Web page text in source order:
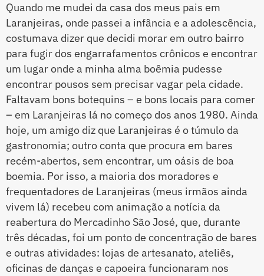
Quando me mudei da casa dos meus pais em
Laranjeiras, onde passei a infância e a adolescência,
costumava dizer que decidi morar em outro bairro
para fugir dos engarrafamentos crônicos e encontrar
um lugar onde a minha alma boêmia pudesse
encontrar pousos sem precisar vagar pela cidade.
Faltavam bons botequins – e bons locais para comer
– em Laranjeiras lá no começo dos anos 1980. Ainda
hoje, um amigo diz que Laranjeiras é o túmulo da
gastronomia; outro conta que procura em bares
recém-abertos, sem encontrar, um oásis de boa
boemia. Por isso, a maioria dos moradores e
frequentadores de Laranjeiras (meus irmãos ainda
vivem lá) recebeu com animação a notícia da
reabertura do Mercadinho São José, que, durante
três décadas, foi um ponto de concentração de bares
e outras atividades: lojas de artesanato, ateliês,
oficinas de danças e capoeira funcionaram nos